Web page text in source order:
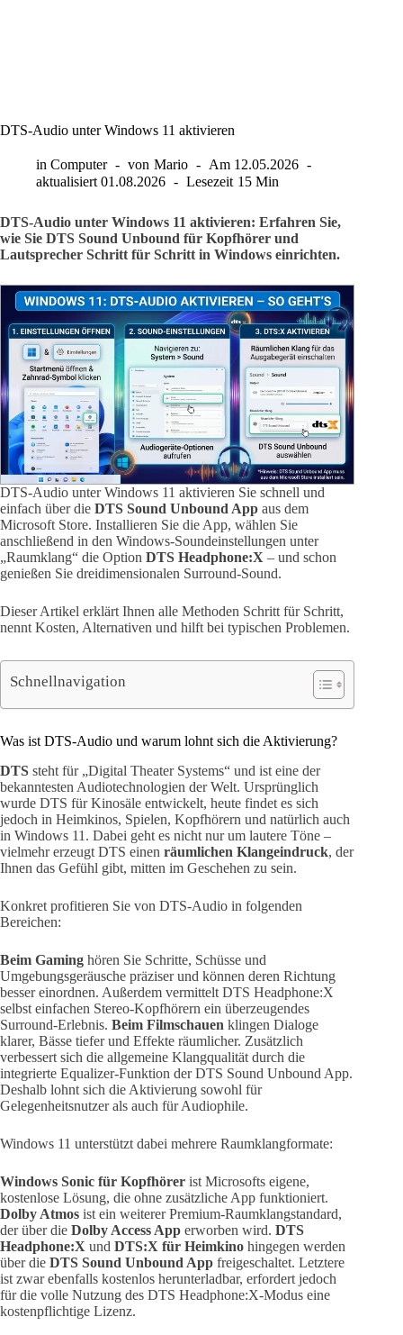
DTS-Audio unter Windows 11 aktivieren
in Computer von Mario Am 12.05.2026
aktualisiert 01.08.2026 Lesezeit 15 Min
DTS-Audio unter Windows 11 aktivieren: Erfahren Sie,
wie Sie DTS Sound Unbound für Kopfhörer und
Lautsprecher Schritt für Schritt in Windows einrichten.
DTS-Audio unter Windows 11 aktivieren Sie schnell und
einfach über die DTS Sound Unbound App aus dem
Microsoft Store. Installieren Sie die App, wählen Sie
anschließend in den Windows-Soundeinstellungen unter
„Raumklang“ die Option DTS Headphone:X – und schon
genießen Sie dreidimensionalen Surround-Sound.
Dieser Artikel erklärt Ihnen alle Methoden Schritt für Schritt,
nennt Kosten, Alternativen und hilft bei typischen Problemen.
Schnellnavigation
Was ist DTS-Audio und warum lohnt sich die Aktivierung?
DTS steht für „Digital Theater Systems“ und ist eine der
bekanntesten Audiotechnologien der Welt. Ursprünglich
wurde DTS für Kinosäle entwickelt, heute findet es sich
jedoch in Heimkinos, Spielen, Kopfhörern und natürlich auch
in Windows 11. Dabei geht es nicht nur um lautere Töne –
vielmehr erzeugt DTS einen räumlichen Klangeindruck, der
Ihnen das Gefühl gibt, mitten im Geschehen zu sein.
Konkret profitieren Sie von DTS-Audio in folgenden
Bereichen:
Beim Gaming hören Sie Schritte, Schüsse und
Umgebungsgeräusche präziser und können deren Richtung
besser einordnen. Außerdem vermittelt DTS Headphone:X
selbst einfachen Stereo-Kopfhörern ein überzeugendes
Surround-Erlebnis. Beim Filmschauen klingen Dialoge
klarer, Bässe tiefer und Effekte räumlicher. Zusätzlich
verbessert sich die allgemeine Klangqualität durch die
integrierte Equalizer-Funktion der DTS Sound Unbound App.
Deshalb lohnt sich die Aktivierung sowohl für
Gelegenheitsnutzer als auch für Audiophile.
Windows 11 unterstützt dabei mehrere Raumklangformate:
Windows Sonic für Kopfhörer ist Microsofts eigene,
kostenlose Lösung, die ohne zusätzliche App funktioniert.
Dolby Atmos ist ein weiterer Premium-Raumklangstandard,
der über die Dolby Access App erworben wird. DTS
Headphone:X und DTS:X für Heimkino hingegen werden
über die DTS Sound Unbound App freigeschaltet. Letztere
ist zwar ebenfalls kostenlos herunterladbar, erfordert jedoch
für die volle Nutzung des DTS Headphone:X-Modus eine
kostenpflichtige Lizenz.